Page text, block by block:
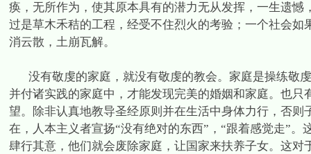
痪，无所作为，使其原本具有的潜力无从发挥，一生遗
过是草木禾秸的工程，经受不住烈火的考验；一个社会
消云散，土崩瓦解。
没有敬虔的家庭，就没有敬虔的教会。家庭是操练敬
并付诸实践的家庭中，才能发现完美的婚姻和家庭。也
望。除非认真地教导圣经原则并在生活中身体力行，否
在，人本主义者宣扬“没有绝对的东西”，“跟着感觉走”
肆行其意，他们就会废除家庭，让国家来扶养子女。这